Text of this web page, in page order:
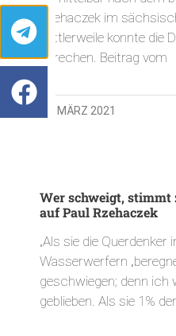
Rzehaczek im
Mittlerweile konnte die
sprechen. Beitrag vom
15. MÄRZ 2021
Wer schweigt,
auf Paul Rzehaczek
„Als sie die Querdenker
Wasserwerfern
geschwiegen; denn ich
geblieben. Als sie 1%